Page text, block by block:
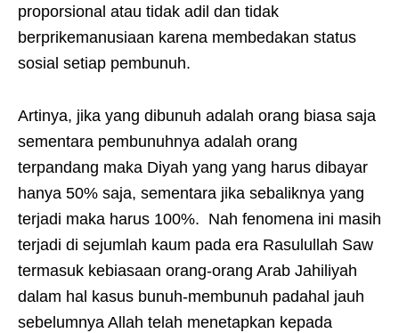
proporsional atau tidak adil dan tidak
berprikemanusiaan karena membedakan status
sosial setiap pembunuh.
Artinya, jika yang dibunuh adalah orang biasa saja
sementara pembunuhnya adalah orang
terpandang maka Diyah yang yang harus dibayar
hanya 50% saja, sementara jika sebaliknya yang
terjadi maka harus 100%. Nah fenomena ini masih
terjadi di sejumlah kaum pada era Rasulullah Saw
termasuk kebiasaan orang-orang Arab Jahiliyah
dalam hal kasus bunuh-membunuh padahal jauh
sebelumnya Allah telah menetapkan kepada